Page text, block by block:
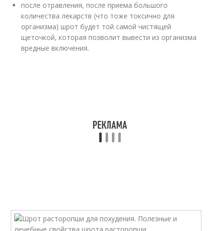
после отравления, после приема большого
количества лекарств (что тоже токсично для
организма) шрот будет той самой чистящей
щеточкой, которая позволит вывести из организма
вредные включения.